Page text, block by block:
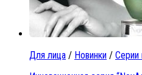
Для лица / Новинки / Серии